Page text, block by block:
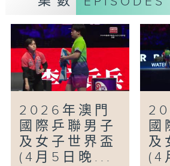
2026年澳門
國際乒聯男子
及女子世界盃
(4月5日晚...
國
及
(4